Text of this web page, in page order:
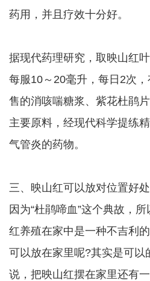
药用，并且疗效十分好。
据现代药理研究，取映山红
每服10～20毫升，每日2次
售的消咳喘糖浆、紫花杜鹃
主要原料，经现代科学提练
气管炎的药物。
三、映山红可以放对位置好
因为“杜鹃啼血”这个典故，
红养殖在家中是一种不吉利
可以放在家里呢?其实是可以
说，把映山红摆在家里还有一